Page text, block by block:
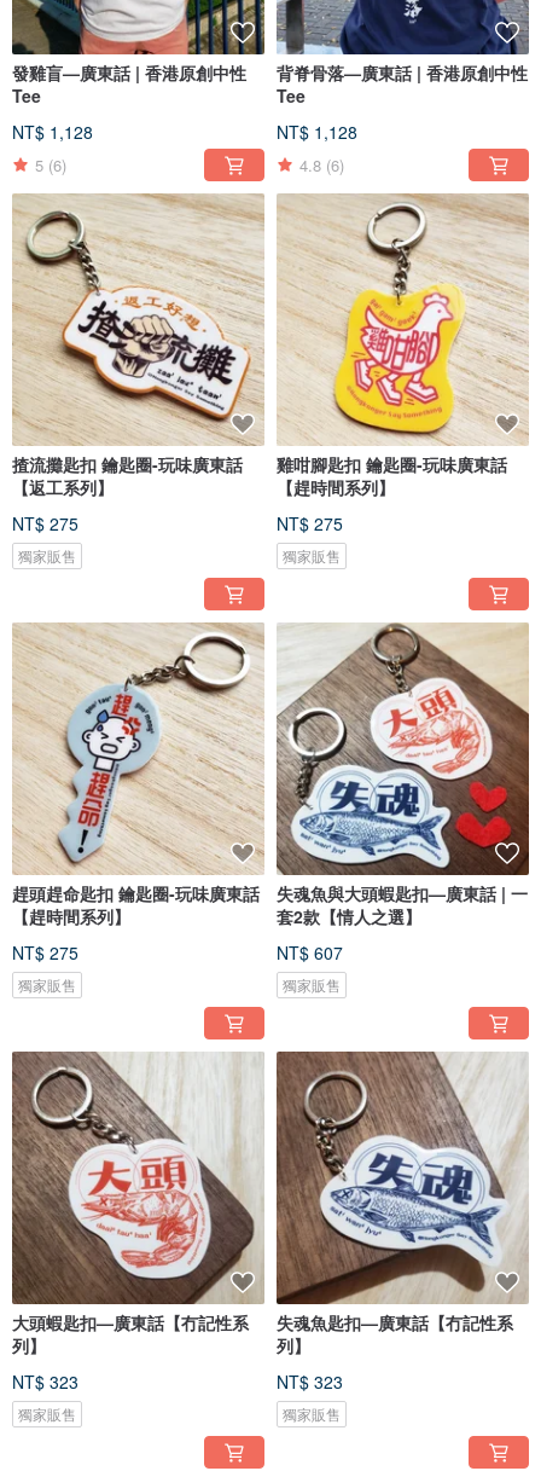
發雞盲—廣東話 | 香港原創中性
Tee
NT$ 1,128
5 (6)
背脊骨落—廣東話 | 香港原創中性
Tee
NT$ 1,128
4.8 (6)
揸流攤匙扣 鑰匙圈-玩味廣東話
【返工系列】
NT$ 275
獨家販售
雞咁腳匙扣 鑰匙圈-玩味廣東話
【趕時間系列】
NT$ 275
獨家販售
趕頭趕命匙扣 鑰匙圈-玩味廣東話
【趕時間系列】
NT$ 275
獨家販售
失魂魚與大頭蝦匙扣—廣東話 | 一
套2款【情人之選】
NT$ 607
獨家販售
大頭蝦匙扣—廣東話【冇記性系
列】
NT$ 323
獨家販售
失魂魚匙扣—廣東話【冇記性系
列】
NT$ 323
獨家販售